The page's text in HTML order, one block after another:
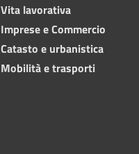
Vita lavorativa
Imprese e Commercio
Catasto e urbanistica
Mobilità e trasporti